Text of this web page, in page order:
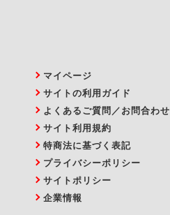
マイページ
サイトの利用ガイド
よくあるご質問／お問合わせ
サイト利用規約
特商法に基づく表記
プライバシーポリシー
サイトポリシー
企業情報